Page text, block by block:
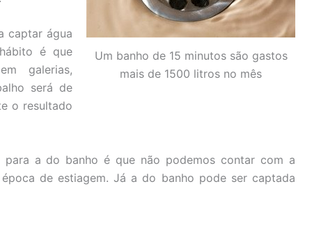
Um banho de 15 minutos são gastos
mais de 1500 litros no mês
captar água
é que
galerias,
será de
o resultado
a do banho é que não podemos contar com a
de estiagem. Já a do banho pode ser captada